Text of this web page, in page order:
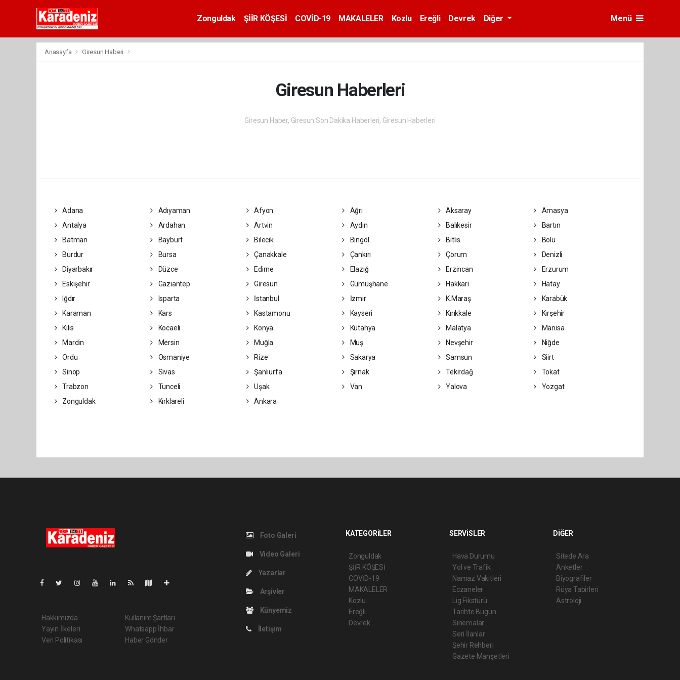
Zonguldak ŞİİR KÖŞESİ COVİD-19 MAKALELER Kozlu Ereğli Devrek Diğer Menü
Anasayfa Giresun Haberi
Giresun Haberleri
Giresun Haber, Giresun Son Dakika Haberleri, Giresun Haberleri
Adana Adıyaman Afyon Ağrı Aksaray
Amasya
Antalya
Ardahan Artvin Aydın Balıkesir
Bartın
Batman
Bayburt Bilecik Bingöl Bitlis
Bolu
Burdur
Bursa Çanakkale Çankırı Çorum
Denizli
Diyarbakır
Düzce Edirne Elazığ Erzincan
Erzurum
Eskişehir
Gaziantep Giresun Gümüşhane Hakkari
Hatay
Iğdır
Isparta İstanbul İzmir K.Maraş
Karabük
Karaman
Kars Kastamonu Kayseri Kırıkkale
Kırşehir
Kilis
Kocaeli Konya Kütahya Malatya
Manisa
Mardin
Mersin Muğla Muş Nevşehir
Niğde
Ordu
Osmaniye Rize Sakarya Samsun
Siirt
Sinop
Sivas Şanlıurfa Şırnak Tekirdağ
Tokat
Trabzon
Tunceli Uşak Van Yalova
Yozgat
Zonguldak
Kırklareli Ankara
Hakkımızda
Yayın İlkeleri
Veri Politikası
Kullanım Şartları
Whatsapp İhbar
Haber Gönder
Foto Galeri
Video Galeri
Yazarlar
Arşivler
Künyemiz
İletişim
KATEGORİLER
Zonguldak
ŞİİR KÖŞESİ
COVİD-19
MAKALELER
Kozlu
Ereğli
Devrek
SERVİSLER
Hava Durumu
Yol ve Trafik
Namaz Vakitleri
Eczaneler
Lig Fikstürü
Tarihte Bugün
Sinemalar
Seri İlanlar
Şehir Rehberi
Gazete Manşetleri
DİĞER
Sitede Ara
Anketler
Biyografiler
Rüya Tabirleri
Astroloji